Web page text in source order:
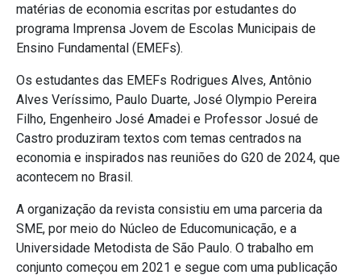
matérias de economia escritas por estudantes do
programa Imprensa Jovem de Escolas Municipais de
Ensino Fundamental (EMEFs).
Os estudantes das EMEFs Rodrigues Alves, Antônio
Alves Veríssimo, Paulo Duarte, José Olympio Pereira
Filho, Engenheiro José Amadei e Professor Josué de
Castro produziram textos com temas centrados na
economia e inspirados nas reuniões do G20 de 2024, que
acontecem no Brasil.
A organização da revista consistiu em uma parceria da
SME, por meio do Núcleo de Educomunicação, e a
Universidade Metodista de São Paulo. O trabalho em
conjunto começou em 2021 e segue com uma publicação